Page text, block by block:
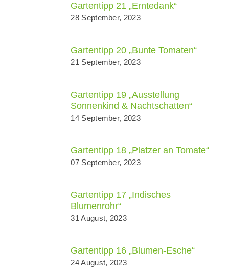
Gartentipp 21 „Erntedank“
28 September, 2023
Gartentipp 20 „Bunte Tomaten“
21 September, 2023
Gartentipp 19 „Ausstellung
Sonnenkind & Nachtschatten“
14 September, 2023
Gartentipp 18 „Platzer an Tomate“
07 September, 2023
Gartentipp 17 „Indisches
Blumenrohr“
31 August, 2023
Gartentipp 16 „Blumen-Esche“
24 August, 2023